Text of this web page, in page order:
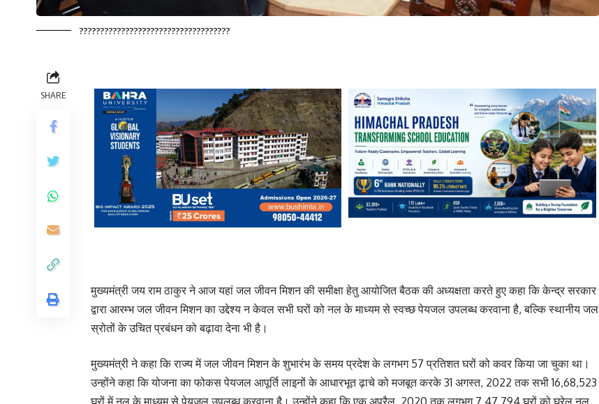
????????????????????????????????????
SHARE
मुख्यमंत्री जय राम ठाकुर ने आज यहां जल जीवन मिशन की समीक्षा हेतु आयोजित बैठक की अध्यक्षता करते हुए कहा कि केन्द्र सरकार
द्वारा आरम्भ जल जीवन मिशन का उद्देश्य न केवल सभी घरों को नल के माध्यम से स्वच्छ पेयजल उपलब्ध करवाना है, बल्कि स्थानीय जल
स्रोतों के उचित प्रबंधन को बढ़ावा देना भी है।
मुख्यमंत्री ने कहा कि राज्य में जल जीवन मिशन के शुभारंभ के समय प्रदेश के लगभग 57 प्रतिशत घरों को कवर किया जा चुका था।
उन्होंने कहा कि योजना का फोकस पेयजल आपूर्ति लाइनों के आधारभूत ढ़ाचे को मजबूत करके 31 अगस्त, 2022 तक सभी 16,68,523